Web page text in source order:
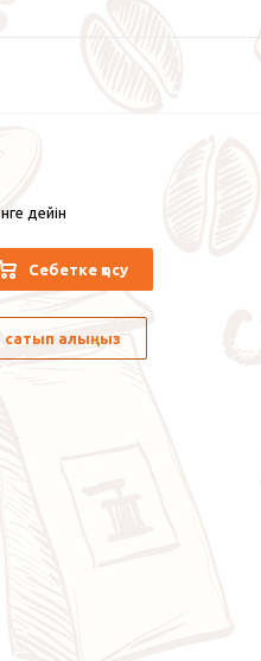
дейін
Себетке қосу
сатып алыңыз